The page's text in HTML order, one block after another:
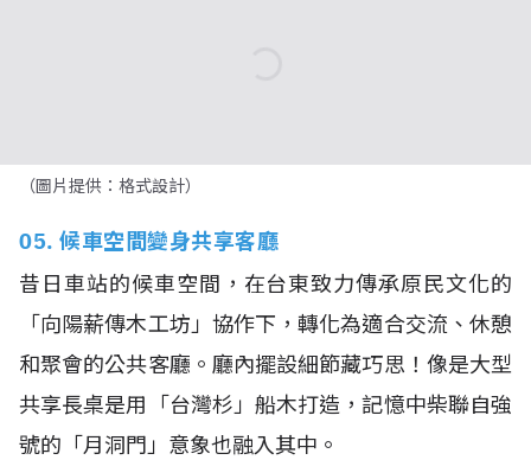
（圖片提供：格式設計）
05. 候車空間變身共享客廳
昔日車站的候車空間，在台東致力傳承原民文化的
「向陽薪傳木工坊」協作下，轉化為適合交流、休憩
和聚會的公共客廳。廳內擺設細節藏巧思！像是大型
共享長桌是用「台灣杉」船木打造，記憶中柴聯自強
號的「月洞門」意象也融入其中。